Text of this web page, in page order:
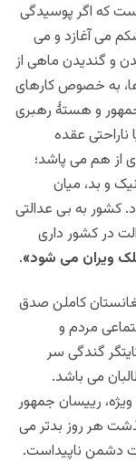
که اگر پوسیدگی
می آغازد و می
و گندیدن ماهی از
به خصوص کارهای
و هستۀ رهبری
ناراحتی عقده
از هم می پاشد؛
و بد، میان
به بی عدالتی
در کشور داری
ویران می شود».
کاملن صدق
مردم و
گندگی سر
می باشد.
رییسان جمهور
هر روز بدتر می
دشمن ناپیداست.